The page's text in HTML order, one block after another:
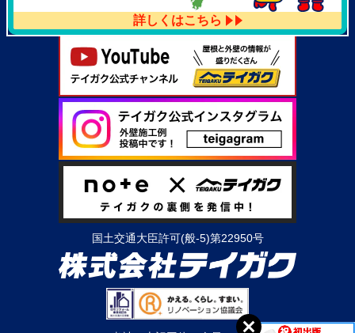
詳しくはこちら
国土交通大臣許可(般-5)第22950号